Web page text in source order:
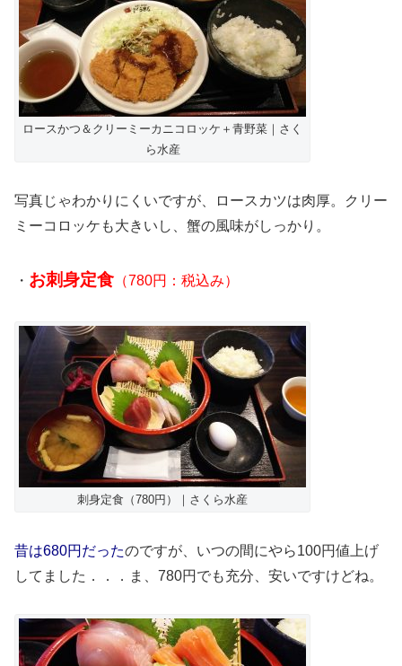
ロースかつ＆クリーミーカニコロッケ＋青野菜｜さく
ら水産
写真じゃわかりにくいですが、ロースカツは肉厚。クリー
ミーコロッケも大きいし、蟹の風味がしっかり。
・ お刺身定食 （780円：税込み）
刺身定食（780円）｜さくら水産
昔は680円だったのですが、いつの間にやら100円値上げ
してました．．．ま、780円でも充分、安いですけどね。